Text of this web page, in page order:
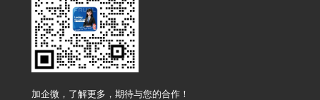
加企微，了解更多，期待与您的合作！